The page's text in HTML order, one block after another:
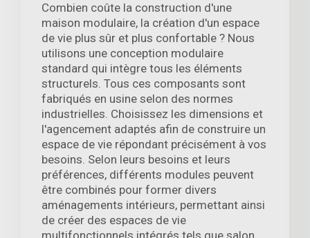
Combien coûte la construction d'une
maison modulaire, la création d'un espace
de vie plus sûr et plus confortable ? Nous
utilisons une conception modulaire
standard qui intègre tous les éléments
structurels. Tous ces composants sont
fabriqués en usine selon des normes
industrielles. Choisissez les dimensions et
l'agencement adaptés afin de construire un
espace de vie répondant précisément à vos
besoins. Selon leurs besoins et leurs
préférences, différents modules peuvent
être combinés pour former divers
aménagements intérieurs, permettant ainsi
de créer des espaces de vie